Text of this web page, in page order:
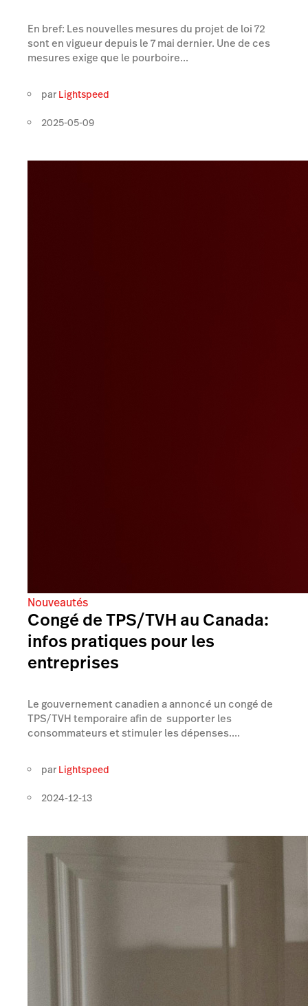
En bref: Les nouvelles mesures du projet de loi 72
sont en vigueur depuis le 7 mai dernier. Une de ces
mesures exige que le pourboire...
par Lightspeed
2025-05-09
Nouveautés
Congé de TPS/TVH au Canada:
infos pratiques pour les
entreprises
Le gouvernement canadien a annoncé un congé de
TPS/TVH temporaire afin de supporter les
consommateurs et stimuler les dépenses....
par Lightspeed
2024-12-13